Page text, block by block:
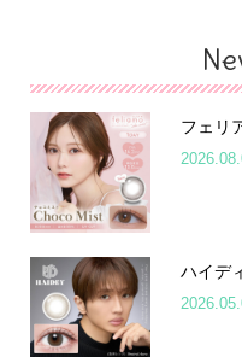
フェリ
ハイデ